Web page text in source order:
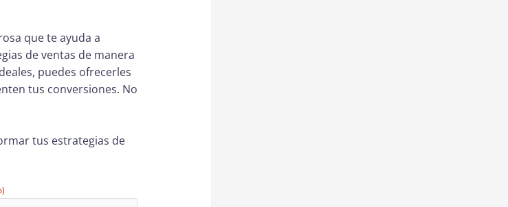
que te ayuda a
de ventas de manera
puedes ofrecerles
tus conversiones. No
tus estrategias de